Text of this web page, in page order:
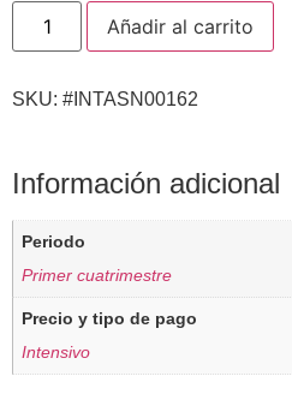
Añadir al carrito
SKU: #INTASN00162
Información adicional
Periodo
Primer cuatrimestre
Precio y tipo de pago
Intensivo